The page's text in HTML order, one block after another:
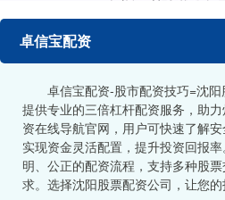
卓信宝配资
卓信宝配资-股市配资技巧=沈
提供专业的三倍杠杆配资服务，助
资在线导航官网，用户可快速了解
实现资金灵活配置，提升投资回报
明、公正的配资流程，支持多种股
求。选择沈阳股票配资公司，让您的